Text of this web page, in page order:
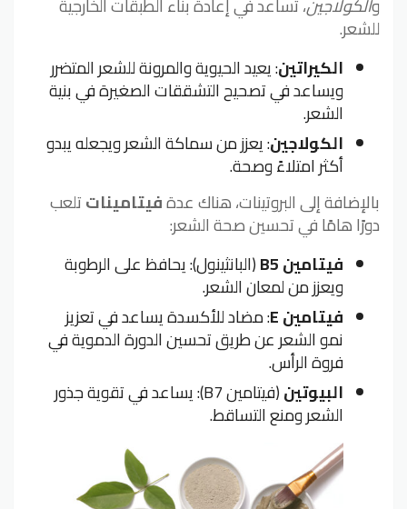
للشعر.
الكيراتين: يعيد الحيوية والمرونة للشعر المتضرر
ويساعد في تصحيح التشققات الصغيرة في بنية
الشعر.
الكولاجين: يعزز من سماكة الشعر ويجعله يبدو
أكثر امتلاءً وصحة.
بالإضافة إلى البروتينات، هناك عدةفيتاميناتتلعب
دورًا هامًا في تحسين صحة الشعر:
فيتامين B5
(البانثينول): يحافظ على الرطوبة
ويعزز من لمعان الشعر.
فيتامين E : مضاد للأكسدة يساعد في تعزيز
نمو الشعر عن طريق تحسين الدورة الدموية في
فروة الرأس.
البيوتين
(فيتامين B7): يساعد في تقوية جذور
الشعر ومنع التساقط.